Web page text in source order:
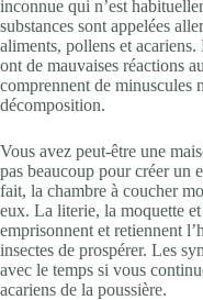
inconnue qui n’est
substances sont appelées
aliments, pollens et
ont de mauvaises réactions
comprennent de minuscules
décomposition.
Vous avez peut-être une
pas beaucoup pour créer un
fait, la chambre à coucher
eux. La literie, la moquette
emprisonnent et retiennent
insectes de prospérer. Les
avec le temps si vous
acariens de la poussière.